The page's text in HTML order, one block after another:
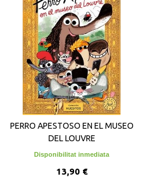
PERRO APESTOSO EN EL MUSEO
DEL LOUVRE
Disponibilitat inmediata
13,90 €